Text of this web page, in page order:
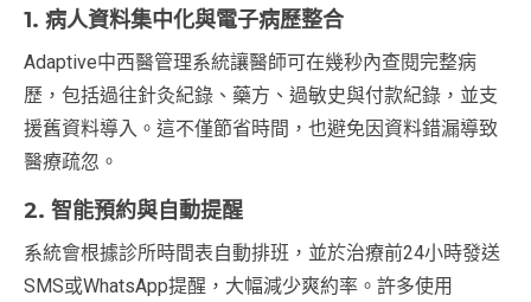
1. 病人資料集中化與電子病歷整合
Adaptive中西醫管理系統讓醫師可在幾秒內查閱完整病
歷，包括過往針灸紀錄、藥方、過敏史與付款紀錄，並支
援舊資料導入。這不僅節省時間，也避免因資料錯漏導致
醫療疏忽。
2. 智能預約與自動提醒
系統會根據診所時間表自動排班，並於治療前24小時發送
SMS或WhatsApp提醒，大幅減少爽約率。許多使用